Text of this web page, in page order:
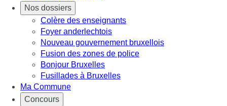
Nos dossiers
Colère des enseignants
Foyer anderlechtois
Nouveau gouvernement bruxellois
Fusion des zones de police
Bonjour Bruxelles
Fusillades à Bruxelles
Ma Commune
Concours